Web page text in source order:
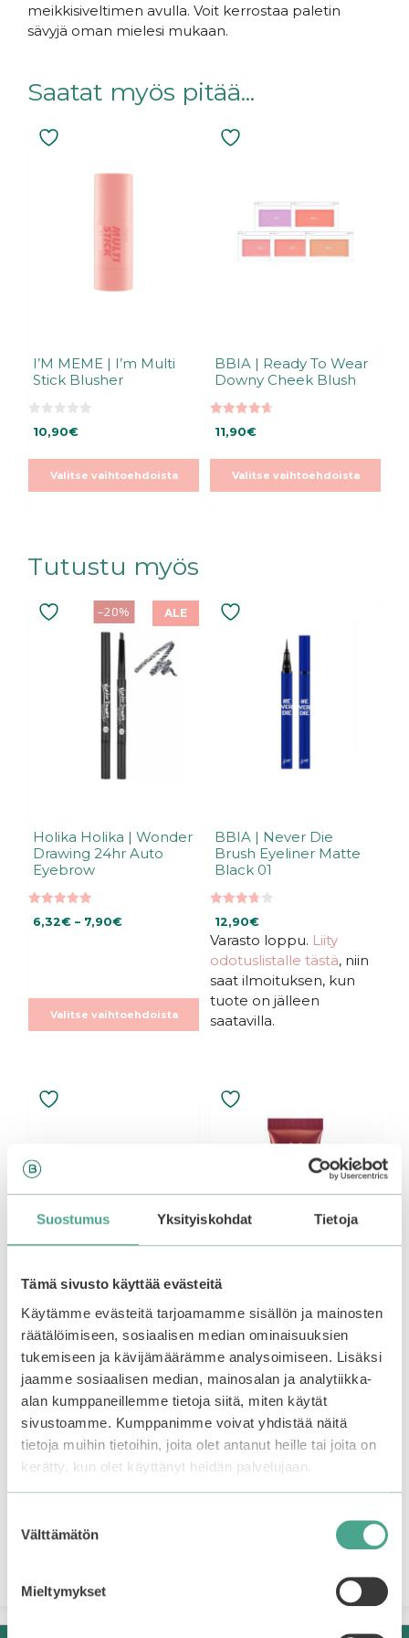
Suostumus Yksityiskohdat Tietoja
Tämä sivusto käyttää evästeitä
Käytämme evästeitä tarjoamamme sisällön ja mainosten
räätälöimiseen, sosiaalisen median ominaisuuksien
tukemiseen ja kävijämäärämme analysoimiseen. Lisäksi
jaamme sosiaalisen median, mainosalan ja analytiikka-
alan kumppaneillemme tietoja siitä, miten käytät
sivustoamme. Kumppanimme voivat yhdistää näitä
tietoja muihin tietoihin, joita olet antanut heille tai joita on
kerätty, kun olet käyttänyt heidän palvelujaan.
valinta
Välttämätön
Mieltymykset
meikkisiveltimen avulla. Voit kerrostaa paletin
sävyjä oman mielesi mukaan.
Saatat myös pitää...
I’M MEME | I’m Multi
Stick Blusher
s
10,90€
Valitse vaihtoehdoista
Tällä
BBIA | Ready To Wear
Downy Cheek Blush
5:stä
11,90€
Valitse vaihtoehdoista
Tällä
muunnelma.
tehdä
Tutustu myös
ALE
–20%
Holika Holika | Wonder
Drawing 24hr Auto
Eyebrow
5:stä
6,32€ – 7,90€Hintaluokka:
Valitse vaihtoehdoista
Tällä
tuotteella
muunnelma.
BBIA | Never Die
Brush Eyeliner Matte
Black 01
5:stä
12,90€
Varasto loppu. Liity
odotuslistalle tästä, niin
saat ilmoituksen, kun
tuote on jälleen
saatavilla.
Holika Holika | Puri
Pore No Sebum
Powder
3.50
15,90€
Varasto loppu.Liity
odotuslistalle tästä, niin
saat ilmoituksen, kun
tuote on jälleen
Missha | M Perfect
Cover BB Cream SPF
42 PA+++
4.66
9,90 €
Tällä
tuotteella
Voit
tehdä
sivulla.